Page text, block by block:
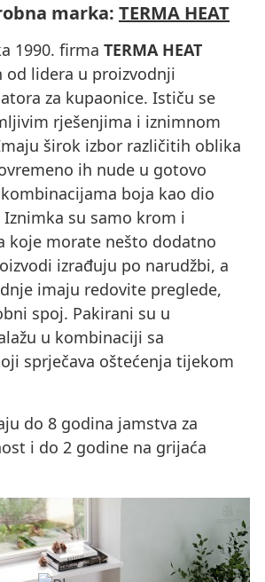
marka: TERMA HEAT
1990. firma TERMA HEAT
od lidera u proizvodnji
za kupaonice. Ističu se
rješenjima i iznimnom
širok izbor različitih oblika
ih nude u gotovo
boja kao dio
su samo krom i
koje morate nešto dodatno
izrađuju po narudžbi, a
imaju redovite preglede,
spoj. Pakirani su u
u kombinaciji sa
sprječava oštećenja tijekom
do 8 godina jamstva za
i do 2 godine na grijaća